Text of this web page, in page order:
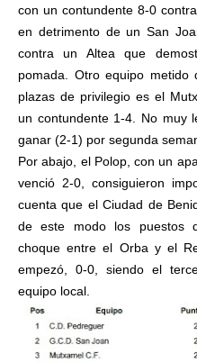
con un contundente 8-0
en detrimento de un San
contra un Altea que
pomada. Otro equipo
plazas de privilegio es el
un contundente 1-4. No muy
ganar (2-1) por segunda
Por abajo, el Polop, con un
venció 2-0, consiguieron
cuenta que el Ciudad de
de este modo los puestos
choque entre el Orba y el
empezó, 0-0, siendo el
equipo local.